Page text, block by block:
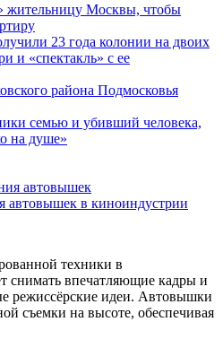
жительницу Москвы, чтобы
23 года колонии на двоих
и «спектакль» с ее
района Подмосковья
семью и убивший человека,
на душе»
автовышек в киноиндустрии
техники в
снимать впечатляющие кадры и
режиссёрские идеи. Автовышки
съемки на высоте, обеспечивая